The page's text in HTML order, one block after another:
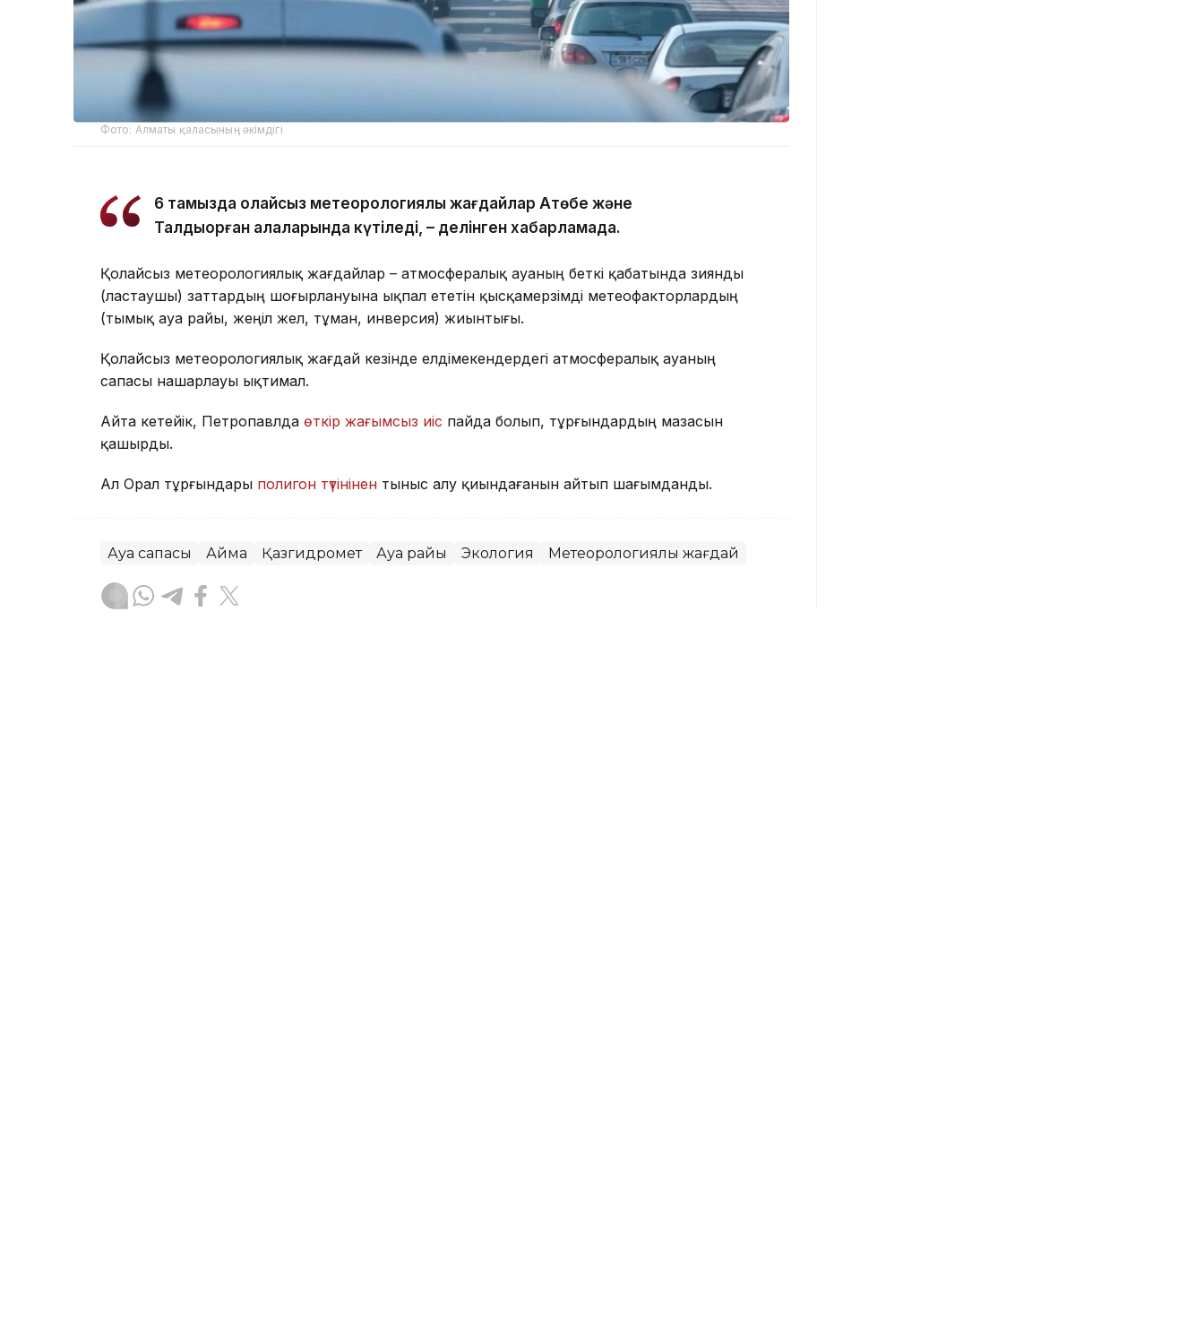
Фото: Алматы қаласының әкімдігі
6 тамызда қолайсыз метеорологиялық жағдайлар Ақтөбе және
Талдықорған қалаларында күтіледі, – делінген хабарламада.
Қолайсыз метеорологиялық жағдайлар – атмосфералық ауаның беткі қабатында зиянды
(ластаушы) заттардың шоғырлануына ықпал ететін қысқамерзімді метеофакторлардың
(тымық ауа райы, жеңіл жел, тұман, инверсия) жиынтығы.
Қолайсыз метеорологиялық жағдай кезінде елдімекендердегі атмосфералық ауаның
сапасы нашарлауы ықтимал.
Айта кетейік, Петропавлда өткір жағымсыз иіс пайда болып, тұрғындардың мазасын
қашырды.
Ал Орал тұрғындары полигон түтінінен тыныс алу қиындағанын айтып шағымданды.
Ауа сапасы Аймақ Қазгидромет Ауа райы Экология Метеорологиялық жағдай